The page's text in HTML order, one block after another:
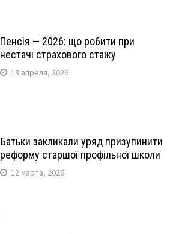
Пенсія — 2026: що робити при
нестачі страхового стажу
13 апреля, 2026
Батьки закликали уряд призупинити
реформу старшої профільної школи
12 марта, 2026